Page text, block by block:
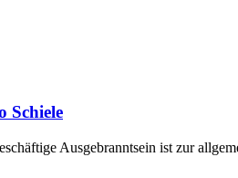
Schiele
Ausgebranntsein ist zur